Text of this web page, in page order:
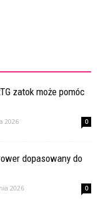
zatok może pomóc
2026 0
dopasowany do
2026 0